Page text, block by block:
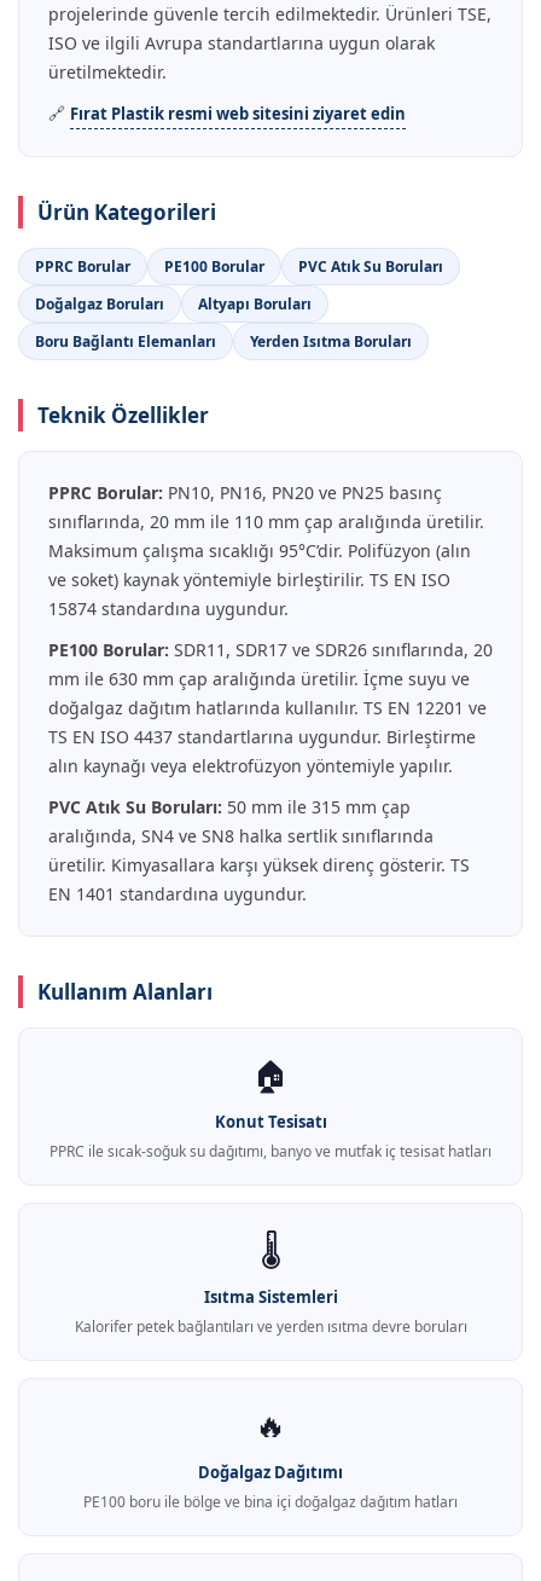
projelerinde güvenle tercih edilmektedir. Ürünleri TSE,
ISO ve ilgili Avrupa standartlarına uygun olarak
üretilmektedir.
🔗 Fırat Plastik resmi web sitesini ziyaret edin
Ürün Kategorileri
PPRC Borular PE100 Borular
PVC Atık Su Boruları
Doğalgaz Boruları
Altyapı Boruları
Boru Bağlantı Elemanları
Yerden Isıtma Boruları
Teknik Özellikler
PPRC Borular: PN10, PN16, PN20 ve PN25 basınç
sınıflarında, 20 mm ile 110 mm çap aralığında üretilir.
Maksimum çalışma sıcaklığı 95°C’dir. Polifüzyon (alın
ve soket) kaynak yöntemiyle birleştirilir. TS EN ISO
15874 standardına uygundur.
PE100 Borular: SDR11, SDR17 ve SDR26 sınıflarında, 20
mm ile 630 mm çap aralığında üretilir. İçme suyu ve
doğalgaz dağıtım hatlarında kullanılır. TS EN 12201 ve
TS EN ISO 4437 standartlarına uygundur. Birleştirme
alın kaynağı veya elektrofüzyon yöntemiyle yapılır.
PVC Atık Su Boruları: 50 mm ile 315 mm çap
aralığında, SN4 ve SN8 halka sertlik sınıflarında
üretilir. Kimyasallara karşı yüksek direnç gösterir. TS
EN 1401 standardına uygundur.
Kullanım Alanları
🏠
Konut Tesisatı
PPRC ile sıcak-soğuk su dağıtımı, banyo ve mutfak iç tesisat hatları
🌡️
Isıtma Sistemleri
Kalorifer petek bağlantıları ve yerden ısıtma devre boruları
🔥
Doğalgaz Dağıtımı
PE100 boru ile bölge ve bina içi doğalgaz dağıtım hatları